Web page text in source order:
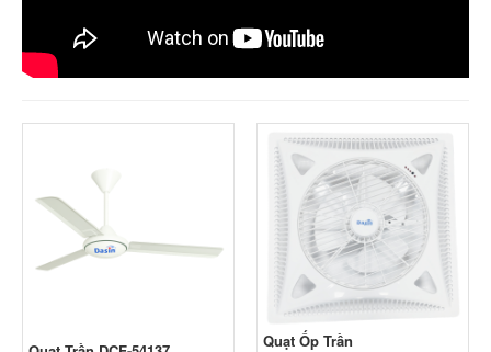
Quạt Ốp Trần